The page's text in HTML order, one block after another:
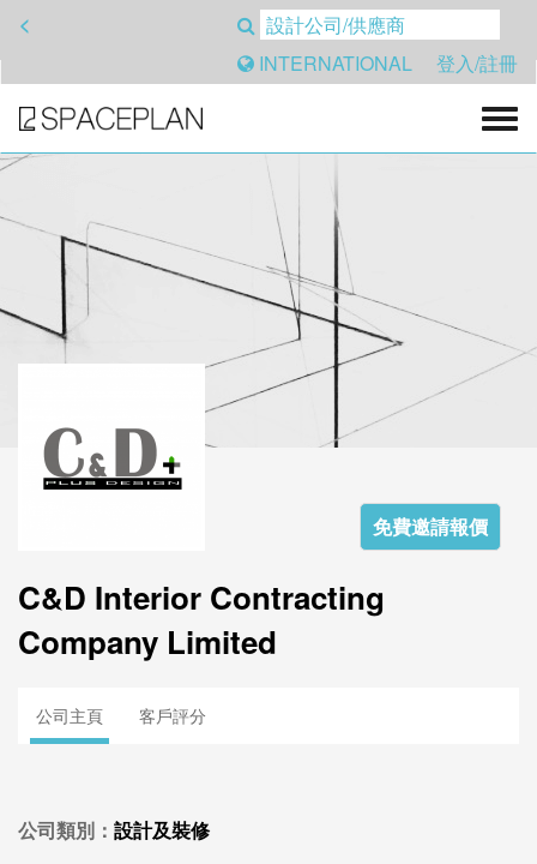
<
INTERNATIONAL
登入/註冊
免費邀請報價
C&D Interior Contracting
Company Limited
公司主頁 客戶評分
公司類別： 設計及裝修